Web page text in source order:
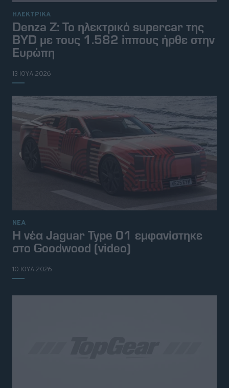
ΗΛΕΚΤΡΙΚΑ
Denza Z: Το ηλεκτρικό supercar της
BYD με τους 1.582 ίππους ήρθε στην
Ευρώπη
13 ΙΟΥΛ 2026
ΝΕΑ
Η νέα Jaguar Type 01 εμφανίστηκε
στο Goodwood (video)
10 ΙΟΥΛ 2026